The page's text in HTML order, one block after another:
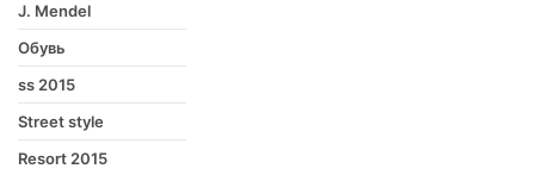
J. Mendel
Обувь
ss 2015
Street style
Resort 2015